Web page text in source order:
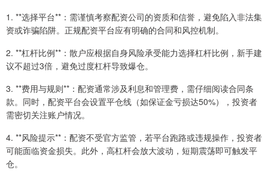
1. **选择平台**：需谨慎考察配资公司的资质和信誉，避免陷入非法集
资或诈骗陷阱。正规配资平台应有明确的合同和风控机制。
2. **杠杆比例**：散户应根据自身风险承受能力选择杠杆比例，新手建
议不超过3倍，避免过度杠杆导致爆仓。
3. **费用与规则**：配资通常涉及利息和管理费，需仔细阅读合同条
款。同时，配资平台会设置平仓线（如保证金亏损达50%），投资者
需密切关注账户情况。
4. **风险提示**：配资不受官方监管，若平台跑路或违规操作，投资者
可能面临资金损失。此外，高杠杆会放大波动，短期震荡即可触发平
仓。